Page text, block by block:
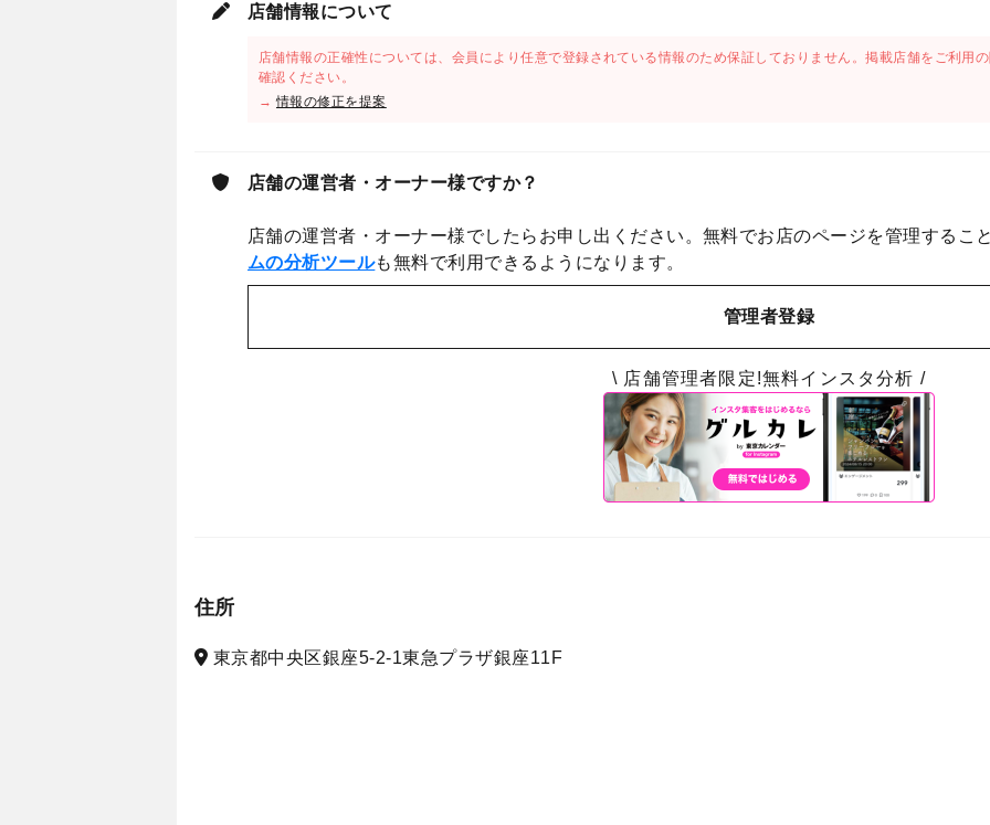
店舗情報について
店舗情報の正確性については、会員により任意で登録されている情報のため保証しておりません。掲載店舗をご利用
確認ください。
→情報の修正を提案
店舗の運営者・オーナー様ですか？
店舗の運営者・オーナー様でしたらお申し出ください。無料でお店のページを管理するこ
ムの分析ツールも無料で利用できるようになります。
管理者登録
\ 店舗管理者限定!無料インスタ分析 /
住所
東京都中央区銀座5-2-1東急プラザ銀座11F